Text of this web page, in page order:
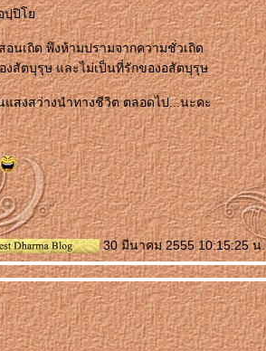
อปฺปิ
นเถิด พึงห้ามปรามจากความชั่วเถิด
สัตบุรุษ และไม่เป็นที่รักของอสัตบุรุษ
งสว่างนำทางชีวิต ตลอดไป...นะคะ
30 มีนาคม 2555 10:15:25 น.